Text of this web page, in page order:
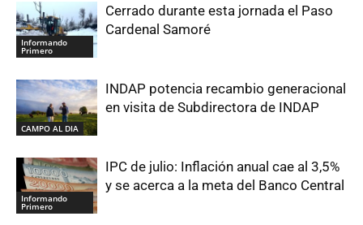
Informando
Primero
Cerrado durante esta jornada el Paso
Cardenal Samoré
CAMPO AL DIA
INDAP potencia recambio generacional
en visita de Subdirectora de INDAP
Informando
Primero
IPC de julio: Inflación anual cae al 3,5%
y se acerca a la meta del Banco Central